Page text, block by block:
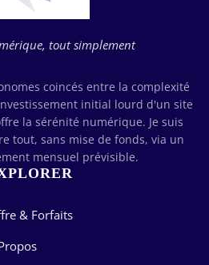
tout simplement
coincés entre la complexité
initial lourd d'un site
la sérénité numérique. Je suis
tout, sans mise de fonds, via un
mensuel prévisible.
& Forfaits